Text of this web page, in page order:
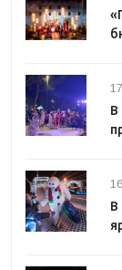
В
В